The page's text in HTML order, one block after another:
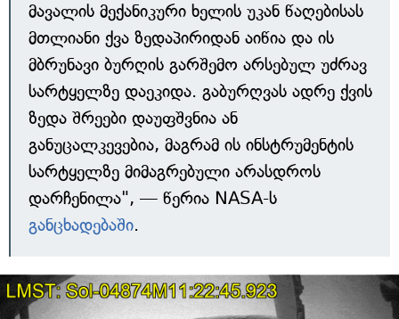
მავალის მექანიკური ხელის უკან წაღებისას
მთლიანი ქვა ზედაპირიდან აიწია და ის
მბრუნავი ბურღის გარშემო არსებულ უძრავ
სარტყელზე დაეკიდა. გაბურღვას ადრე ქვის
ზედა შრეები დაუფშვნია ან
განუცალკევებია, მაგრამ ის ინსტრუმენტის
სარტყელზე მიმაგრებული არასდროს
დარჩენილა", — წერია NASA-ს
განცხადებაში.